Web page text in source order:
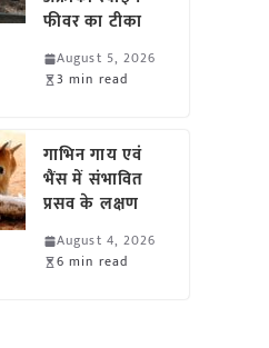
फीवर का टीका
August 5, 2026
3 min read
गाभिन गाय एवं
भैंस में संभावित
प्रसव के लक्षण
August 4, 2026
6 min read